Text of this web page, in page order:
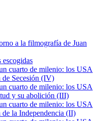
a la filmografía de Juan
cuarto de milenio: los USA
de Secesión (IV)
cuarto de milenio: los USA
y su abolición (III)
cuarto de milenio: los USA
la Independencia (II)